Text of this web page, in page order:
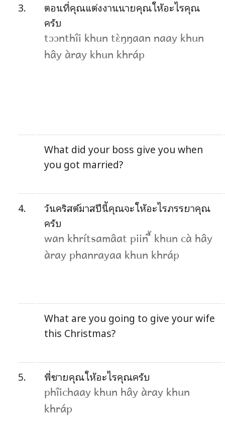
3.
ตอนที่คุณแต่งงานนายคุณให้อะไรคุณ
ครับ
tɔɔnthîi khun tɛ̀ŋŋaan naay khun
hây àray khun khráp
What did your boss give you when
you got married?
4.
วันคริสต์มาสปีนี้คุณจะให้อะไรภรรยาคุณ
ครับ
wan khrítsamâat piin ี้ khun cà hây
àray phanrayaa khun khráp
What are you going to give your wife
this Christmas?
5. พี่ชายคุณให้อะไรคุณครับ
phîichaay khun hây àray khun
khráp